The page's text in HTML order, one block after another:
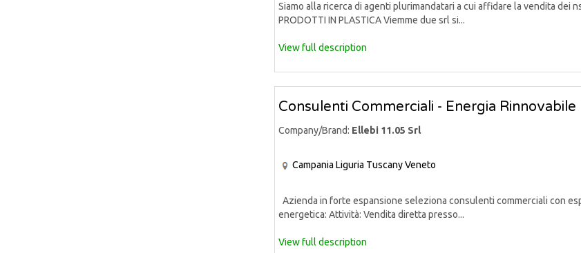
Siamo alla ricerca di agenti plurimandatari a cui affidare la vendita dei
PRODOTTI IN PLASTICA Viemme due srl si...
View full description
Consulenti Commerciali - Energia Rinnovabile
Company/Brand: Ellebi 11.05 Srl
Campania Liguria TuscanyVeneto
Azienda in forte espansione seleziona consulenti commerciali con
energetica: Attività: Vendita diretta presso...
View full description